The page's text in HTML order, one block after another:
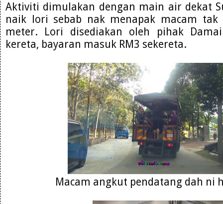
Aktiviti dimulakan dengan main air dekat
naik lori sebab nak menapak macam tak
meter. Lori disediakan oleh pihak
kereta, bayaran masuk RM3 sekereta.
Macam angkut pendatang dah ni